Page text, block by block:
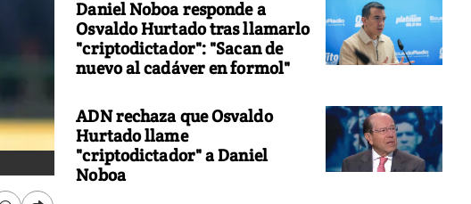
Daniel Noboa responde a
Osvaldo Hurtado tras llamarlo
"criptodictador": "Sacan de
nuevo al cadáver en formol"
ADN rechaza que Osvaldo
Hurtado llame
"criptodictador" a Daniel
Noboa